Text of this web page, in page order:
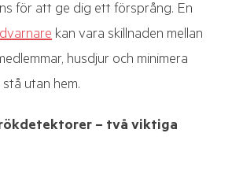
för att ge dig ett försprång. En
kan vara skillnaden mellan
husdjur och minimera
utan hem.
– två viktiga